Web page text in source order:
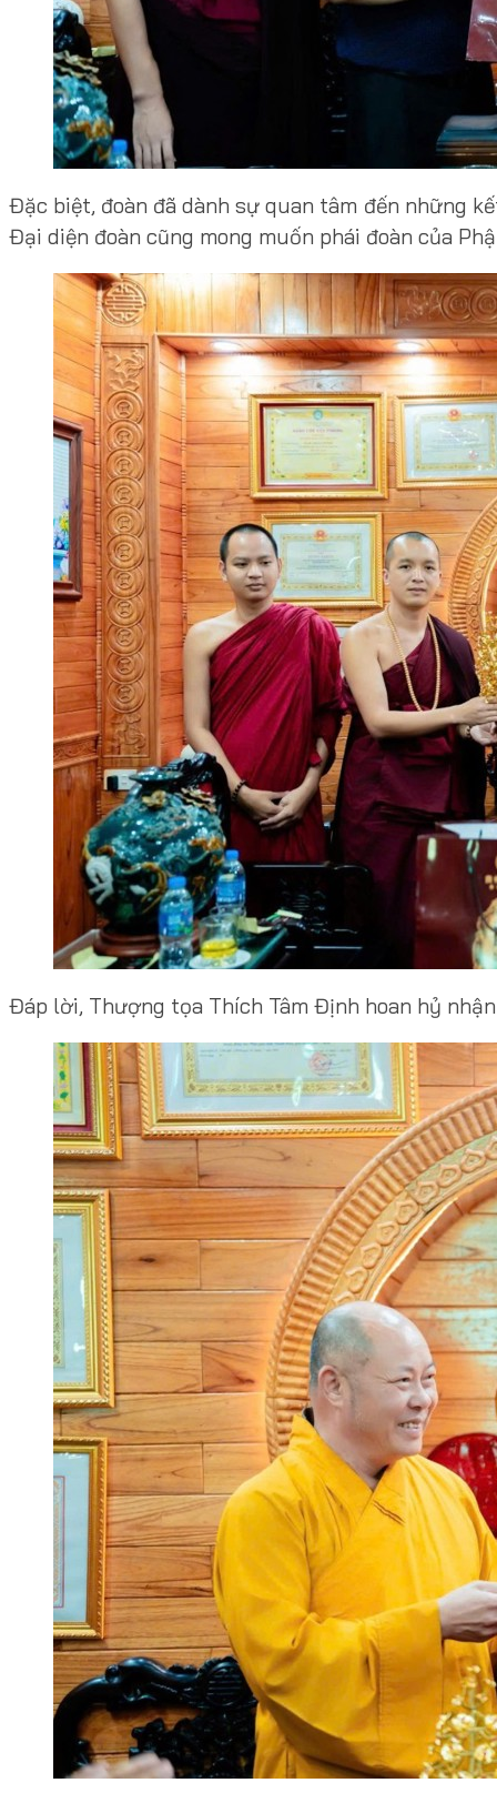
Đặc biệt, đoàn đã dành sự quan tâm đến những
Đại diện đoàn cũng mong muốn phái đoàn của
Đáp lời, Thượng tọa Thích Tâm Định hoan hỷ